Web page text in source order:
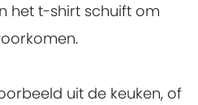
het t-shirt schuift om
uit de keuken, of